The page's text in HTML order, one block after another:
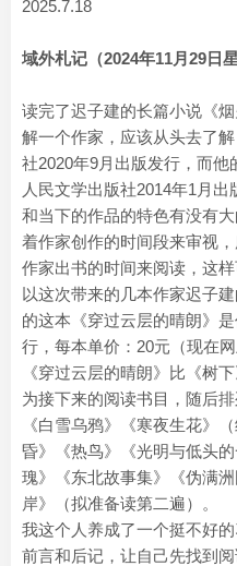
2025.7.18
域外札记（2024年11月29日星
读完了迟子建的长篇小说《
解一个作家，应该从头去了
社2020年9月出版发行，而
人民文学出版社2014年1月
和当下的作品的特色有没有
着作家创作的时间段来审视
作家出书的时间来阅读，这
以这次带来的几本作家迟子
的这本《穿过云层的晴朗》
行，每本单价：20元（现在网
《穿过云层的晴朗》比《树
为接下来的阅读书目，随后
《白雪乌鸦》《寒夜生花》
昏》《热鸟》《光明与低头
瑰》《东北故事集》《伪满
岸》（拟准备读第二遍）。
我这个人养成了一个挺不好
前言和后记，让自己先找到